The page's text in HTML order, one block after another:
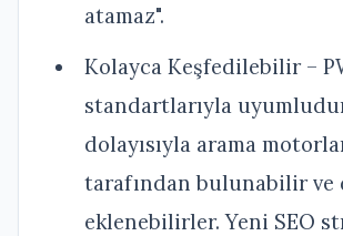
atamaz".
Kolayca Keşfedilebilir –
standartlarıyla
dolayısıyla arama
tarafından bulunabilir ve
eklenebilirler. Yeni SEO